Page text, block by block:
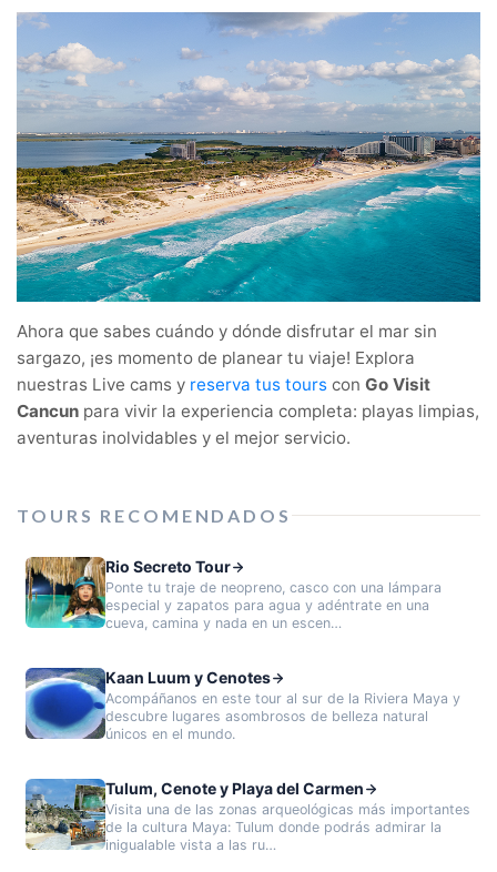
Ahora que sabes cuándo y dónde disfrutar el mar sin
sargazo, ¡es momento de planear tu viaje! Explora
nuestras Live cams y reserva tus tours con Go Visit
Cancun para vivir la experiencia completa: playas limpias,
aventuras inolvidables y el mejor servicio.
TOURS RECOMENDADOS
Rio Secreto Tour
Ponte tu traje de neopreno, casco con una lámpara
especial y zapatos para agua y adéntrate en una
cueva, camina y nada en un escen…
Kaan Luum y Cenotes
Acompáñanos en este tour al sur de la Riviera Maya y
descubre lugares asombrosos de belleza natural
únicos en el mundo.
Tulum, Cenote y Playa del Carmen
Visita una de las zonas arqueológicas más importantes
de la cultura Maya: Tulum donde podrás admirar la
inigualable vista a las ru…